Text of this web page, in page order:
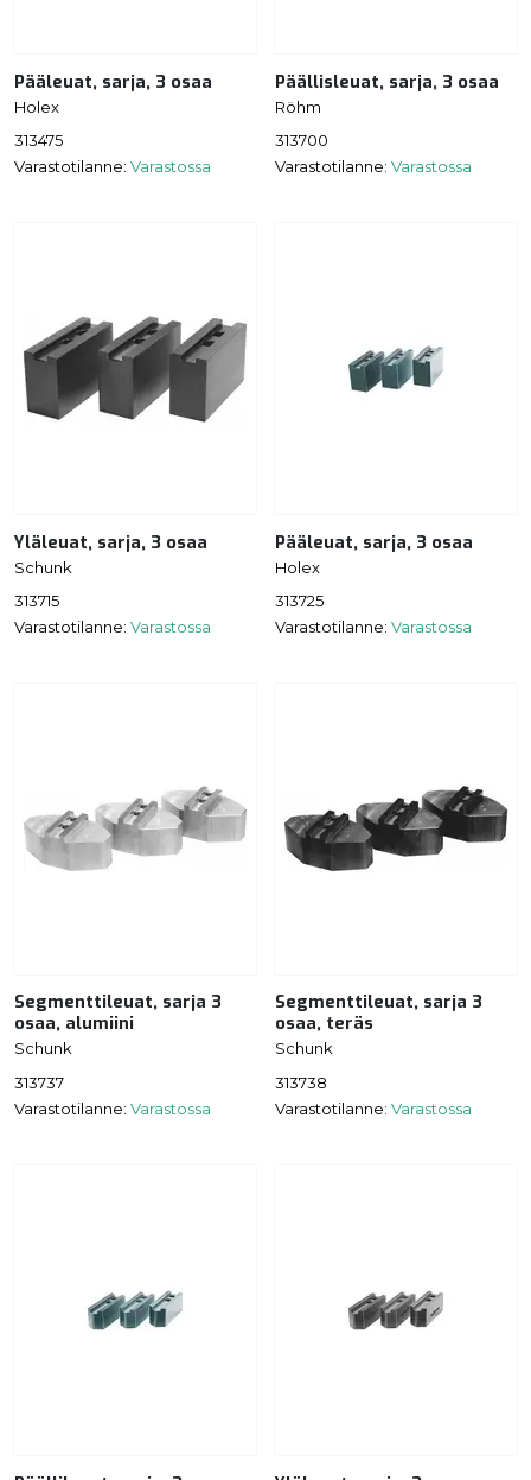
Pääleuat, sarja, 3 osaa
Holex
313475
Varastotilanne: Varastossa
Päällisleuat, sarja, 3 osaa
Röhm
313700
Varastotilanne: Varastossa
Yläleuat, sarja, 3 osaa
Schunk
313715
Varastotilanne: Varastossa
Pääleuat, sarja, 3 osaa
Holex
313725
Varastotilanne: Varastossa
Segmenttileuat, sarja 3
osaa, alumiini
Schunk
313737
Varastotilanne: Varastossa
Segmenttileuat, sarja 3
osaa, teräs
Schunk
313738
Varastotilanne: Varastossa